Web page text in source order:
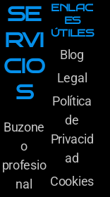
SE
RVI
CIO
S
Buzone
o
profesio
nal
ENLAC
ES
ÚTILES
Blog
Legal
Política
de
Privacid
ad
Cookies